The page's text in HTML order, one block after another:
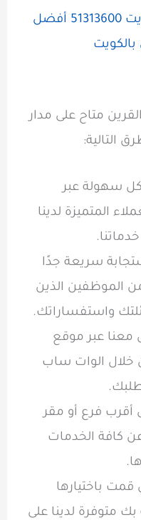
تسليك مجاري الكويت 51313600 أفضل
القرين متاح على مدار
سهولة عبر
المتميزة لدينا
سريعة جدًا
الموظفين الذين
واستفساراتك.
معنا عبر موقع
خلال الوات ساب
طلبك.
أقرب فرع أو مقر
كافة الخدمات
قمت باختيارها
متوفرة لدينا على